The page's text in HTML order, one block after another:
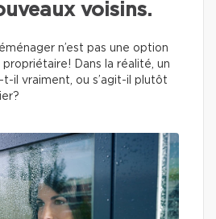
voisins.
n’est pas une option
propriétaire! Dans la réalité, un
il vraiment, ou s’agit-il plutôt